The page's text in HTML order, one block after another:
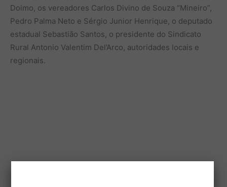
Doimo, os vereadores Carlos Divino de Souza “Mineiro”,
Pedro Palma Neto e Sérgio Junior Henrique, o deputado
estadual Sebastião Santos, o presidente do Sindicato
Rural Antonio Valentim Del’Arco, autoridades locais e
regionais.